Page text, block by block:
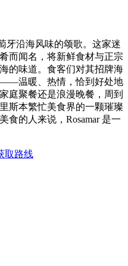
牙沿海风味的颂歌。这家迷
而闻名，将新鲜食材与正宗
的味道。食客们对其招牌海
温暖、热情，恰到好处地
庭聚餐还是浪漫晚餐，周到
斯本繁忙美食界的一颗璀璨
食的人来说，Rosamar 是一
取路线